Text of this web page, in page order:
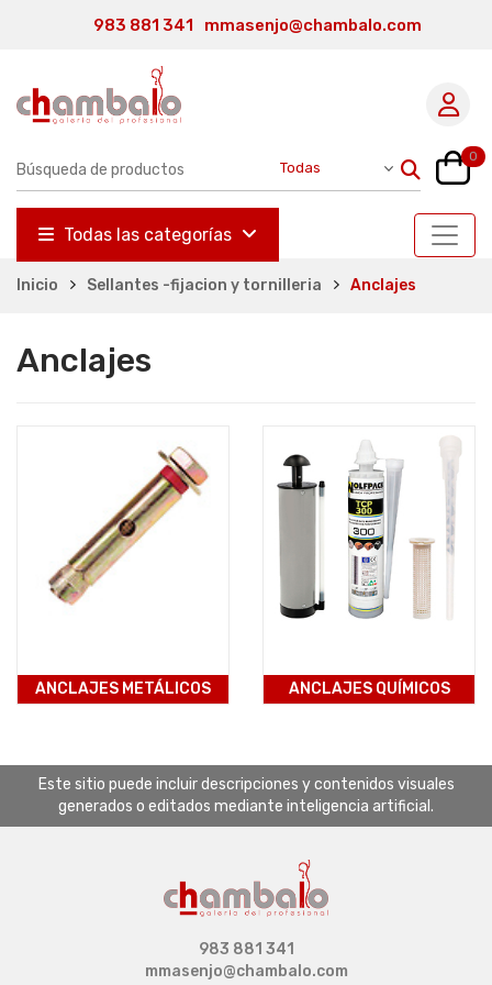
983 881 341 mmasenjo@chambalo.com
0
Todas las categorías
Inicio Sellantes -fijacion y tornilleria Anclajes
Anclajes
ANCLAJES METÁLICOS ANCLAJES QUÍMICOS
Este sitio puede incluir descripciones y contenidos visuales
generados o editados mediante inteligencia artificial.
983 881 341
mmasenjo@chambalo.com